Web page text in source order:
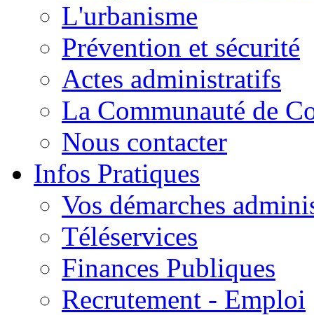
L'urbanisme
Prévention et sécurité
Actes administratifs
La Communauté de
Nous contacter
Infos Pratiques
Vos démarches
Téléservices
Finances Publiques
Recrutement - Emploi